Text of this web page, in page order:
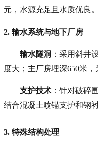
元，水源充足且水质优良。
2. 输水系统与地下厂房
输水隧洞 ：采用斜井
度大；主厂房埋深650米，
支护技术 ：针对破碎
结合混凝土喷锚支护和钢
3. 特殊结构处理